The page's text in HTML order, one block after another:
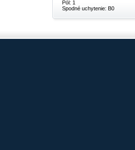
Pól: 1
Spodné uchytenie: B0